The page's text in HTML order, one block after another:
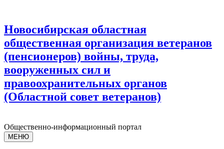
Новосибирская областная
общественная организация ветеранов
(пенсионеров) войны, труда,
вооруженных сил и
правоохранительных органов
(Областной совет ветеранов)
Общественно-информационный портал
МЕНЮ